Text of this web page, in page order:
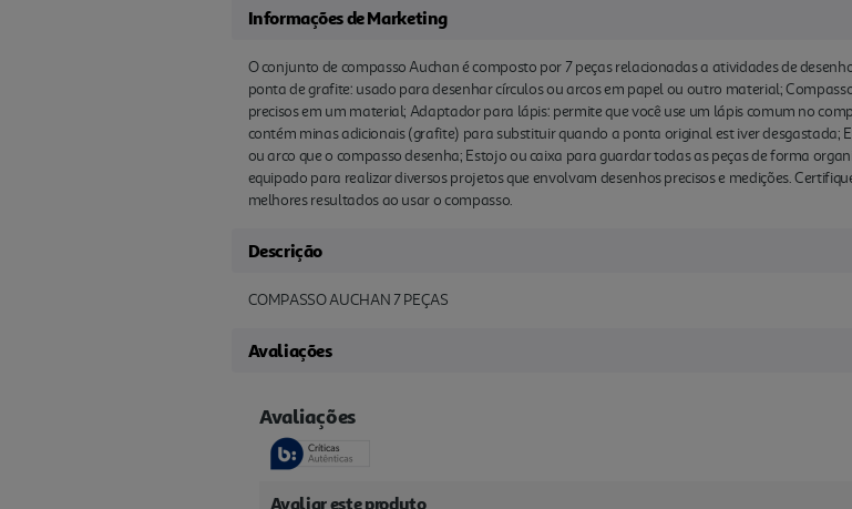
Informações de Marketing
O conjunto de compasso Auchan é composto por 7 peças relacionadas a atividades de
ponta de grafite: usado para desenhar círculos ou arcos em papel ou outro material;
precisos em um material; Adaptador para lápis: permite que você use um lápis comum no
contém minas adicionais (grafite) para substituir quando a ponta original est iver
ou arco que o compasso desenha; Estojo ou caixa para guardar todas as peças de forma
equipado para realizar diversos projetos que envolvam desenhos precisos e medições.
melhores resultados ao usar o compasso.
Descrição
COMPASSO AUCHAN 7 PEÇAS
Avaliações